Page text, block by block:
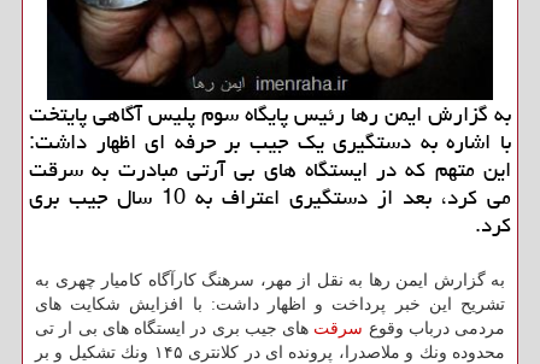
به گزارش ایمن رها رئیس پایگاه سوم پلیس آگاهی پایتخت
با اشاره به دستگیری یك جیب بر حرفه ای اظهار داشت:
این متهم كه در ایستگاه های بی آرتی مبادرت به سرقت
می كرد، بعد از دستگیری اعتراف به 10 سال جیب بری
كرد.
به گزارش ایمن رها به نقل از مهر، سرهنگ كارآگاه كامیار چهری به
تشریح این خبر پرداخت و اظهار داشت: با افزایش شكایت های
مردمی درباب وقوع سرقت های جیب بری در ایستگاه های بی ار تی
محدوده ونك و ملاصدرا، پرونده ای در كلانتری ۱۴۵ ونك تشكیل و بر